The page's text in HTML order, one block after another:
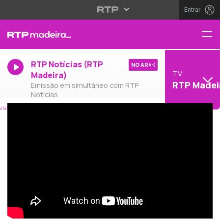
Entrar
RTP Notícias (RTP
Madeira)
Emissão em simultâneo com RTP
Notícias
NO AR
TV
RTP